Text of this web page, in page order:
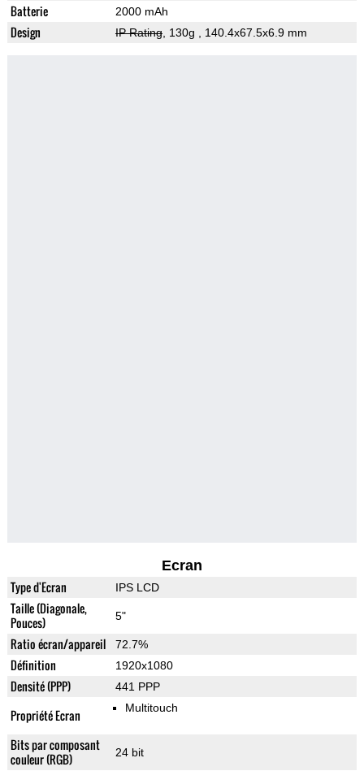
Batterie 2000 mAh
Design IP Rating, 130g , 140.4x67.5x6.9 mm
Ecran
Type d'Ecran IPS LCD
Taille (Diagonale,
Pouces)
5"
Ratio écran/appareil 72.7%
Définition 1920x1080
Densité (PPP) 441 PPP
Propriété Ecran Multitouch
Bits par composant
couleur (RGB)
24 bit